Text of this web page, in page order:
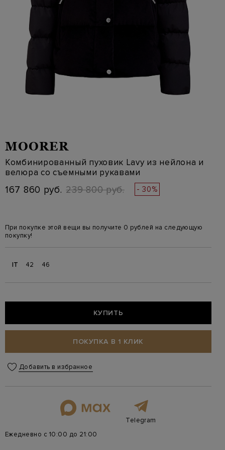
MOORER
Комбинированный пуховик Lavy из нейлона и
велюра со съемными рукавами
167 860 руб. 239 800 руб. - 30%
При покупке этой вещи вы получите 0 рублей на следующую
покупку!
IT 42 46
КУПИТЬ
ПОКУПКА В 1 КЛИК
Добавить в избранное
Telegram
Ежедневно с 10:00 до 21:00